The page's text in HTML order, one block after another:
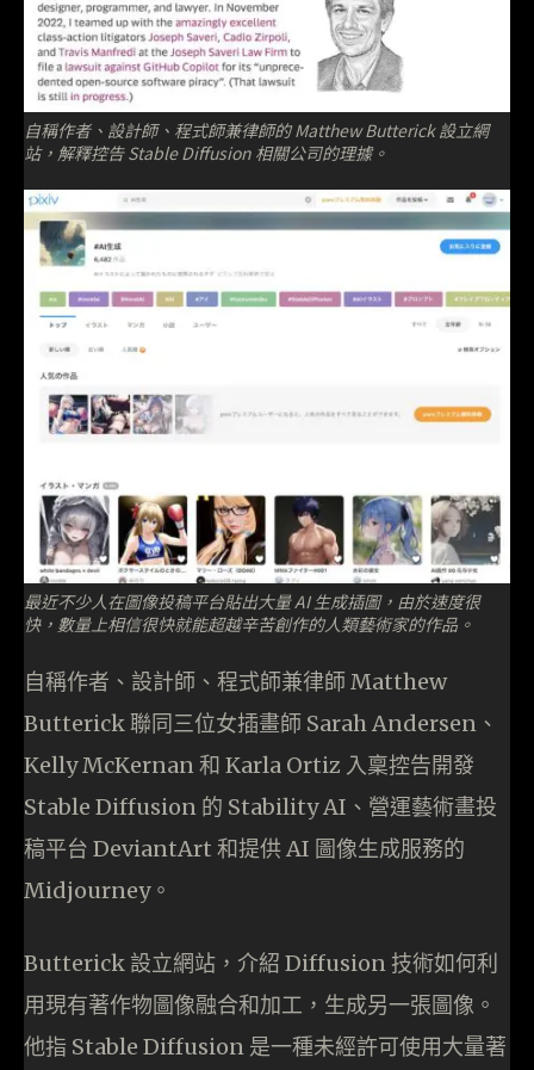
自稱作者、設計師、程式師兼律師的 Matthew Butterick 設立網
站，解釋控告 Stable Diffusion 相關公司的理據。
最近不少人在圖像投稿平台貼出大量 AI 生成插圖，由於速度很
快，數量上相信很快就能超越辛苦創作的人類藝術家的作品。
自稱作者、設計師、程式師兼律師 Matthew
Butterick 聯同三位女插畫師 Sarah Ander­sen、
Kelly McK­er­nan 和 Karla Ortiz 入稟控告開發
Stable Diffusion 的 Stability AI、營運藝術畫投
稿平台 DeviantArt 和提供 AI 圖像生成服務的
Midjourney。
Butterick 設立網站，介紹 Diffusion 技術如何利
用現有著作物圖像融合和加工，生成另一張圖像。
他指 Stable Diffusion 是一種未經許可使用大量著